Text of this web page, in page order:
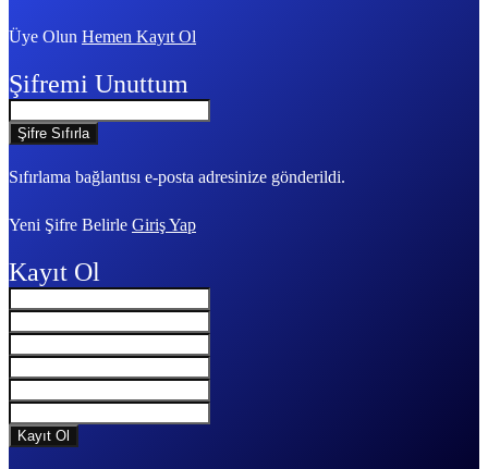
Üye Olun Hemen Kayıt Ol
Şifremi Unuttum
Sıfırlama bağlantısı e-posta adresinize gönderildi.
Yeni Şifre Belirle Giriş Yap
Kayıt Ol